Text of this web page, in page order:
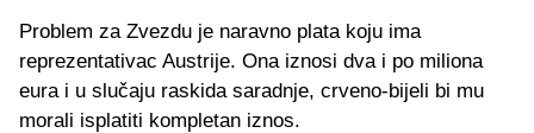
Problem za Zvezdu je naravno plata koju ima
reprezentativac Austrije. Ona iznosi dva i po miliona
eura i u slučaju raskida saradnje, crveno-bijeli bi mu
morali isplatiti kompletan iznos.